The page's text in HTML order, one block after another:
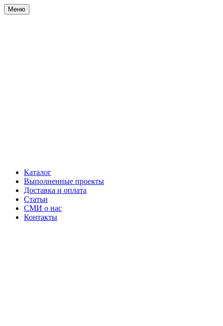
Меню
Каталог
Выполненные проекты
Доставка и оплата
Статьи
СМИ о нас
Контакты